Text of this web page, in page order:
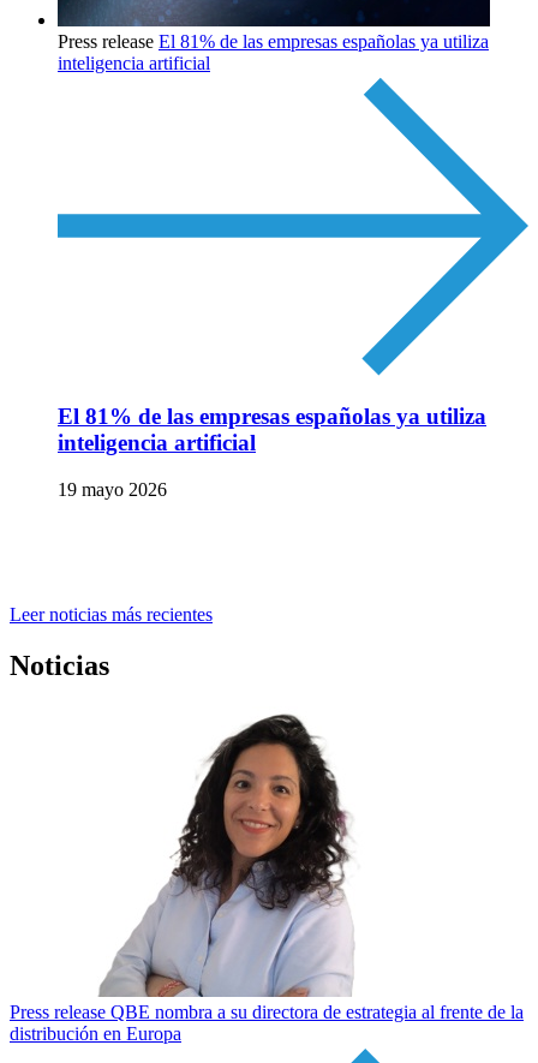
Press release El 81% de las empresas españolas ya utiliza
inteligencia artificial
El 81% de las empresas españolas ya utiliza
inteligencia artificial
19 mayo 2026
Leer noticias más recientes
Noticias
Press release QBE nombra a su directora de estrategia al frente de la
distribución en Europa